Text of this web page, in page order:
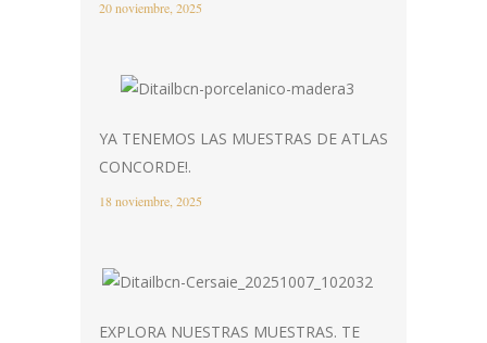
20 noviembre, 2025
YA TENEMOS LAS MUESTRAS DE ATLAS
CONCORDE!.
18 noviembre, 2025
EXPLORA NUESTRAS MUESTRAS. TE